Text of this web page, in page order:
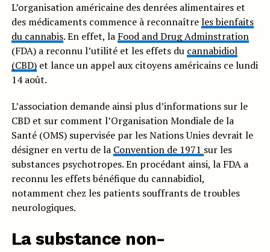
L’organisation américaine des denrées alimentaires et
des médicaments commence à reconnaîtreles bienfaits
du cannabis. En effet, la Food and Drug Adminstration
(FDA) a reconnu l’utilité et les effets du cannabidiol
(CBD)et lance un appel aux citoyens américains ce lundi
14 août.
L’association demande ainsi plus d’informations sur le
CBD et sur comment l’Organisation Mondiale de la
Santé (OMS) supervisée par les Nations Unies devrait le
désigner en vertu de la Convention de 1971 sur les
substances psychotropes. En procédant ainsi, la FDA a
reconnu les effets bénéfique du cannabidiol,
notamment chez les patients souffrants de troubles
neurologiques.
La substance non-